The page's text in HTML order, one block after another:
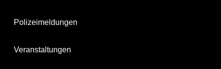
Polizeimeldungen
Veranstaltungen